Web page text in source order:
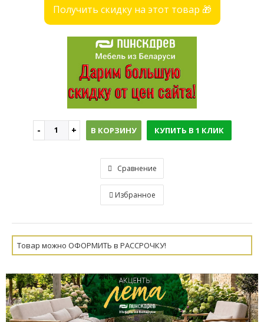
Получить скидку на этот товар 🎁
В КОРЗИНУ КУПИТЬ В 1 КЛИК
Сравнение
Избранное
Товар можно ОФОРМИТЬ в РАССРОЧКУ!